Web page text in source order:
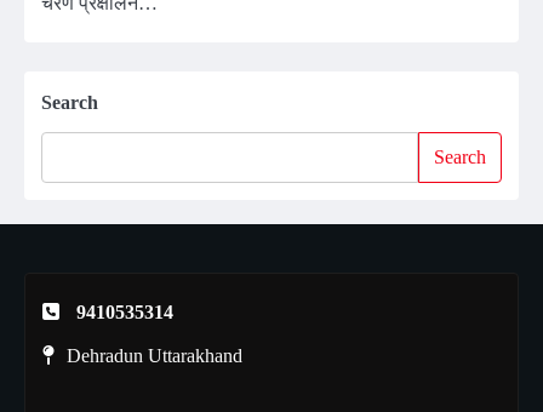
Search
Search
9410535314
Dehradun Uttarakhand